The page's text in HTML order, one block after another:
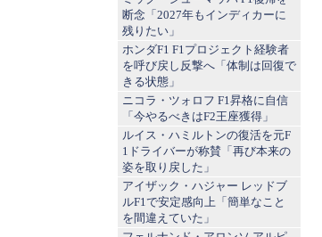
断念「2027年もインディカーに
残りたい」
ホンダF1 F1プロジェクト経験者
を呼び戻し反撃へ「体制は回復で
きる状態」
ニコラ・ツォロフ F1昇格に自信
「今やるべきはF2王座獲得」
ルイス・ハミルトンの復活を元F
1ドライバーが称賛「再び本来の
姿を取り戻した」
アイザック・ハジャー レッドブ
ルF1で安定感向上「簡単なこと
を間違えていた」